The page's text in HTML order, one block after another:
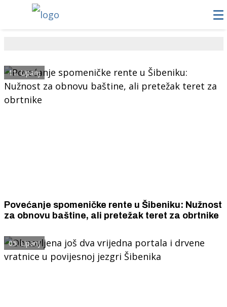
11. Lipanj
Povećanje spomeničke rente u Šibeniku: Nužnost
za obnovu baštine, ali pretežak teret za obrtnike
05. Lipanj